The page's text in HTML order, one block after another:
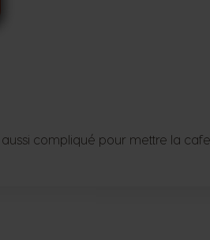
compliqué pour mettre la